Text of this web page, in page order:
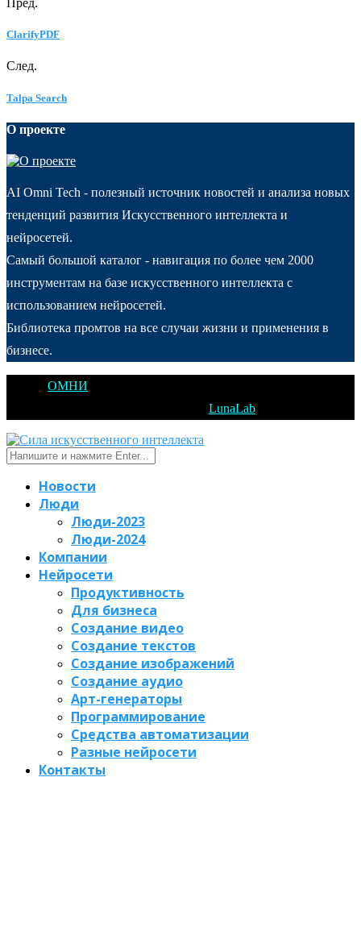
Пред.
ClarifyPDF
След.
Talpa Search
О проекте
AI Omni Tech - полезный источник новостей и анализа новых
тенденций развития Искусственного интеллекта и
нейросетей.
Самый большой каталог - навигация по более чем 2000
инструментам на базе искусственного интеллекта с
использованием нейросетей.
Библиотека промтов на все случаи жизни и применения в
бизнесе.
ОМНИ
LunaLab
Новости
Люди
Люди-2023
Люди-2024
Компании
Нейросети
Продуктивность
Для бизнеса
Создание видео
Создание текстов
Создание изображений
Создание аудио
Арт-генераторы
Программирование
Средства автоматизации
Разные нейросети
Контакты